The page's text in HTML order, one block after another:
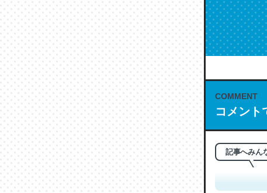
COMMENT
コメント
記事へみん
これは名
もお勧め
─今のこの